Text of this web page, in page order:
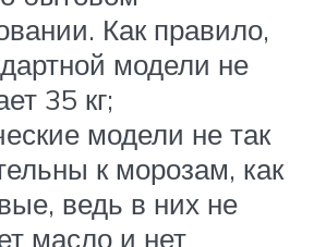
Как правило,
модели не
35 кг;
модели не так
к морозам, как
ведь в них не
масло и нет